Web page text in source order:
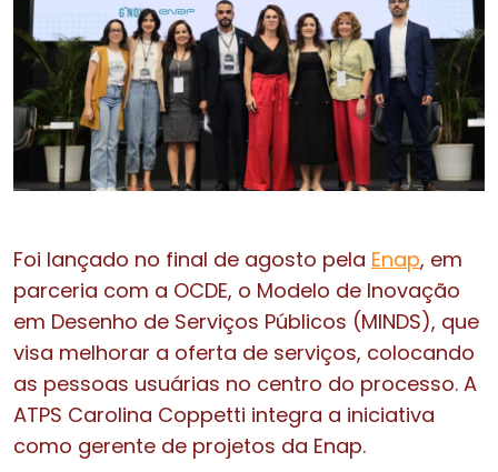
Foi lançado no final de agosto pela Enap, em
parceria com a OCDE, o Modelo de Inovação
em Desenho de Serviços Públicos (MINDS), que
visa melhorar a oferta de serviços, colocando
as pessoas usuárias no centro do processo. A
ATPS Carolina Coppetti integra a iniciativa
como gerente de projetos da Enap.